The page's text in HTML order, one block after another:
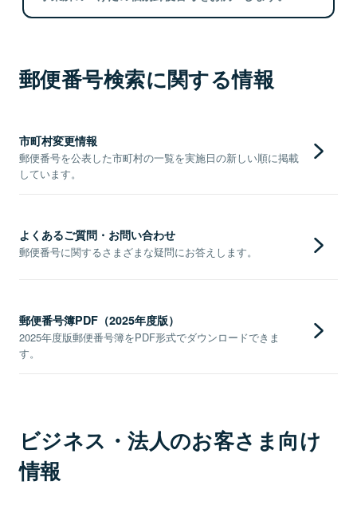
郵便番号検索に関する情報
市町村変更情報
郵便番号を公表した市町村の一覧を実施日の新しい順に掲載
しています。
よくあるご質問・お問い合わせ
郵便番号に関するさまざまな疑問にお答えします。
郵便番号簿PDF（2025年度版）
2025年度版郵便番号簿をPDF形式でダウンロードできま
す。
ビジネス・法人のお客さま向け
情報